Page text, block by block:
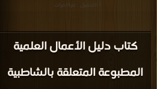
كتاب دليل الأعمال العلمية
المطبوعة المتعلقة بالشاطبية
| التحميل : مرة/مرات